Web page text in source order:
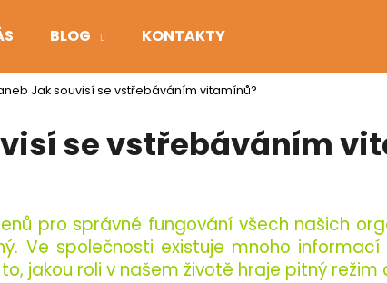
BLOG KONTAKTY
Jak souvisí se vstřebáváním vitamínů?
se vstřebáváním
pro správné fungování všech našich
Ve společnosti existuje mnoho
jakou roli v našem životě hraje pitný
Co potřebujete najít?
Doporučujeme